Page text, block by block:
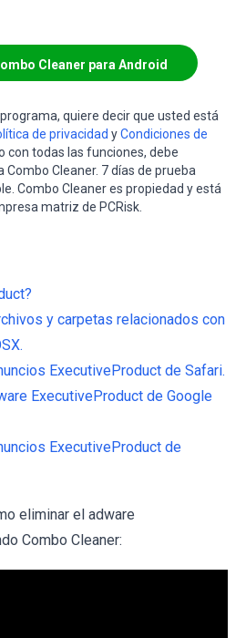
Cleaner para Android
quiere decir que usted está
de privacidad yCondiciones de
con todas las funciones, debe
Cleaner. 7 días de prueba
Combo Cleaner es propiedad y está
matriz de PCRisk.
y carpetas relacionados con
ExecutiveProduct de Safari.
ExecutiveProduct de Google
ExecutiveProduct de
eliminar el adware
Combo Cleaner: